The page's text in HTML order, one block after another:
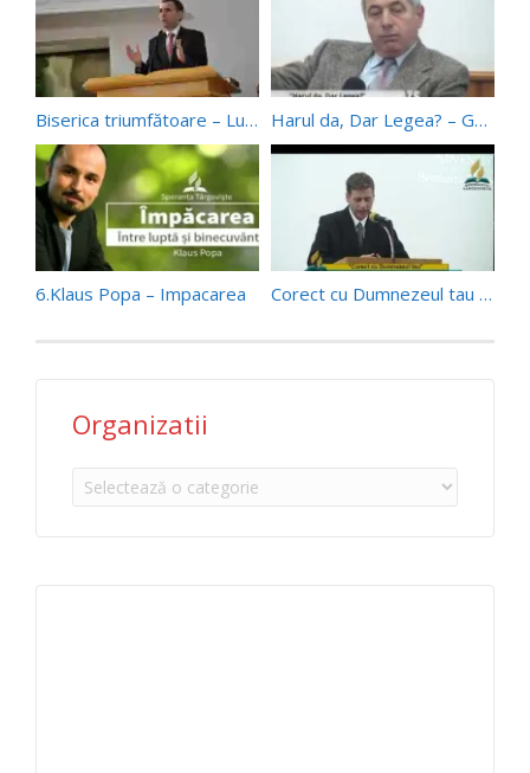
Biserica triumfătoare – Lucrând pentru a grăbi acea zi glorioasă – Gabriel Ban Harul da, Dar Legea? – Gabriel Mihalache, Ionica si Beni Brasoveanu, Titel Stanescu
6.Klaus Popa – Impacarea Corect cu Dumnezeul tau – Laurentiu Matei
Organizatii
Organizatii